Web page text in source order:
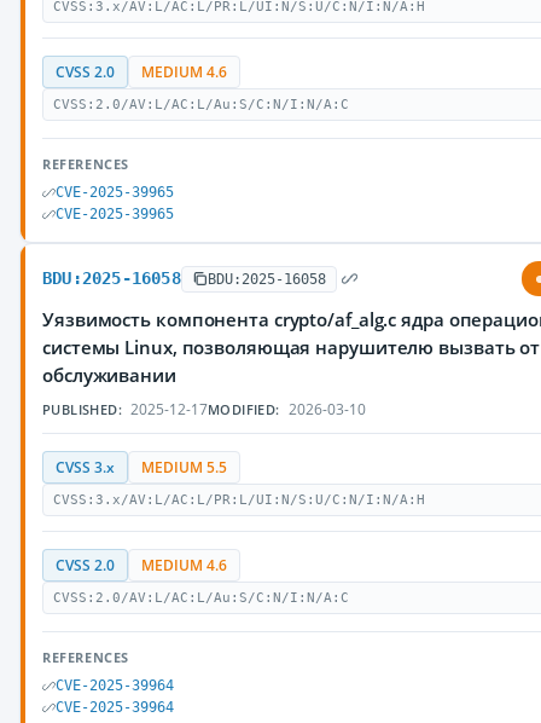
CVSS:3.x/AV:L/AC:L/PR:L/UI:N/S:U/C:N/I:N/A:H
CVSS 2.0 MEDIUM 4.6
CVSS:2.0/AV:L/AC:L/Au:S/C:N/I:N/A:C
REFERENCES
CVE-2025-39965
CVE-2025-39965
BDU:2025-16058 BDU:2025-16058
Уязвимость компонента crypto/af_alg.c ядра
системы Linux, позволяющая нарушителю вызвать
обслуживании
PUBLISHED: 2025-12-17MODIFIED: 2026-03-10
CVSS 3.x MEDIUM 5.5
CVSS:3.x/AV:L/AC:L/PR:L/UI:N/S:U/C:N/I:N/A:H
CVSS 2.0 MEDIUM 4.6
CVSS:2.0/AV:L/AC:L/Au:S/C:N/I:N/A:C
REFERENCES
CVE-2025-39964
CVE-2025-39964